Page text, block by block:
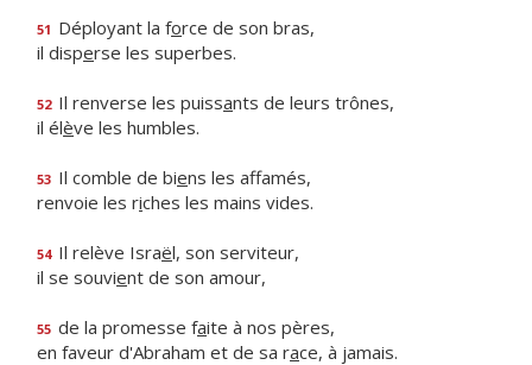
51 Déployant la force de son bras,
il disperse les superbes.
52 Il renverse les puissants de leurs trônes,
il élève les humbles.
53 Il comble de biens les affamés,
renvoie les riches les mains vides.
54 Il relève Israël, son serviteur,
il se souvient de son amour,
55 de la promesse faite à nos pères,
en faveur d'Abraham et de sa race, à jamais.